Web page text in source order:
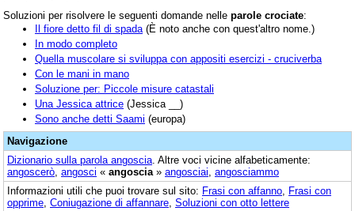
Soluzioni per risolvere le seguenti domande nelle parole crociate:
Il fiore detto fil di spada (È noto anche con quest'altro nome.)
In modo completo
Quella muscolare si sviluppa con appositi esercizi - cruciverba
Con le mani in mano
Soluzione per: Piccole misure catastali
Una Jessica attrice (Jessica __)
Sono anche detti Saami (europa)
Navigazione
Dizionario sulla parola angoscia . Altre voci vicine alfabeticamente:
angoscerò angosci « angoscia » angosciai angosciammo
Informazioni utili che puoi trovare sul sito: Frasi con affanno Frasi con
opprime Coniugazione di affannare Soluzioni con otto lettere